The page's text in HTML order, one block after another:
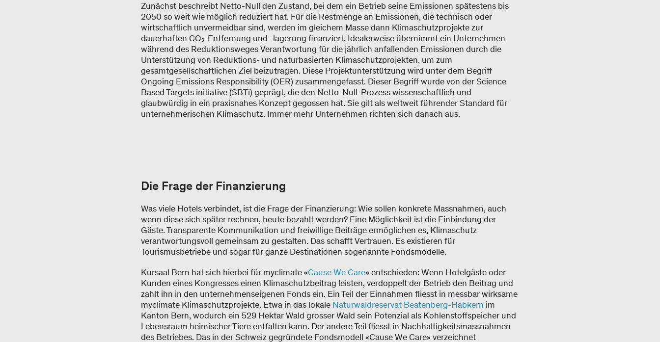
Zunächst beschreibt Netto-Null den Zustand, bei dem ein Betrieb seine Emissionen spätestens bis
2050 so weit wie möglich reduziert hat. Für die Restmenge an Emissionen, die technisch oder
wirtschaftlich unvermeidbar sind, werden im gleichem Masse dann Klimaschutzprojekte zur
dauerhaften CO₂-Entfernung und -lagerung finanziert. Idealerweise übernimmt ein Unternehmen
während des Reduktionsweges Verantwortung für die jährlich anfallenden Emissionen durch die
Unterstützung von Reduktions- und naturbasierten Klimaschutzprojekten, um zum
gesamtgesellschaftlichen Ziel beizutragen. Diese Projektunterstützung wird unter dem Begriff
Ongoing Emissions Responsibility (OER) zusammengefasst. Dieser Begriff wurde von der Science
Based Targets initiative (SBTi) geprägt, die den Netto-Null-Prozess wissenschaftlich und
glaubwürdig in ein praxisnahes Konzept gegossen hat. Sie gilt als weltweit führender Standard für
unternehmerischen Klimaschutz. Immer mehr Unternehmen richten sich danach aus.
Die Frage der Finanzierung
Was viele Hotels verbindet, ist die Frage der Finanzierung: Wie sollen konkrete Massnahmen, auch
wenn diese sich später rechnen, heute bezahlt werden? Eine Möglichkeit ist die Einbindung der
Gäste. Transparente Kommunikation und freiwillige Beiträge ermöglichen es, Klimaschutz
verantwortungsvoll gemeinsam zu gestalten. Das schafft Vertrauen. Es existieren für
Tourismusbetriebe und sogar für ganze Destinationen sogenannte Fondsmodelle.
Kursaal Bern hat sich hierbei für myclimate «Cause We Care» entschieden: Wenn Hotelgäste oder
Kunden eines Kongresses einen Klimaschutzbeitrag leisten, verdoppelt der Betrieb den Beitrag und
zahlt ihn in den unternehmenseigenen Fonds ein. Ein Teil der Einnahmen fliesst in messbar wirksame
myclimate Klimaschutzprojekte. Etwa in das lokale Naturwaldreservat Beatenberg-Habkern im
Kanton Bern, wodurch ein 529 Hektar Wald grosser Wald sein Potenzial als Kohlenstoffspeicher und
Lebensraum heimischer Tiere entfalten kann. Der andere Teil fliesst in Nachhaltigkeitsmassnahmen
des Betriebes. Das in der Schweiz gegründete Fondsmodell «Cause We Care» verzeichnet